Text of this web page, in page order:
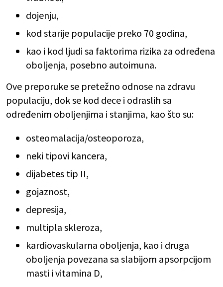
dojenju,
kod starije populacije preko 70 godina,
kao i kod ljudi sa faktorima rizika za određena
oboljenja, posebno autoimuna.
Ove preporuke se pretežno odnose na zdravu
populaciju, dok se kod dece i odraslih sa
određenim oboljenjima i stanjima, kao što su:
osteomalacija/osteoporoza,
neki tipovi kancera,
dijabetes tip II,
gojaznost,
depresija,
multipla skleroza,
kardiovaskularna oboljenja, kao i druga
oboljenja povezana sa slabijom apsorpcijom
masti i vitamina D,